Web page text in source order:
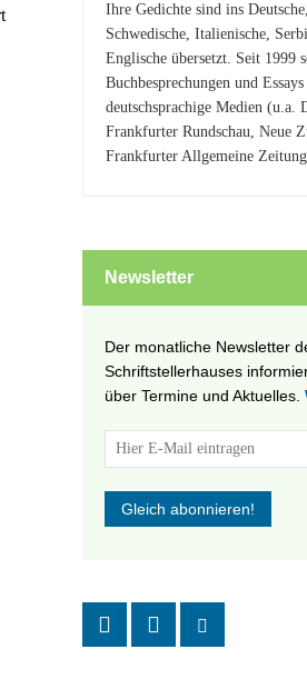
Ihre Gedichte sind ins
Schwedische, Italienische,
Englische übersetzt. Seit 1999
Buchbesprechungen und
deutschsprachige Medien (u.a.
Frankfurter Rundschau, Neue
Frankfurter Allgemeine
Newsletter
Der monatliche Newsletter
Schriftstellerhauses
über Termine und Aktuelles.